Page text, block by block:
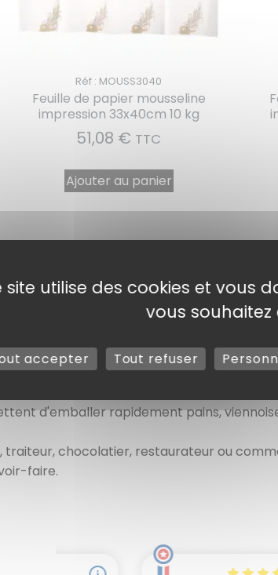
Réf : MOUSS3040
Feuille de papier mousseline
impression 33x40cm 10 kg
51,08 € TTC
Ajouter au panier
et valorisez vos pains
incontournables pour emballer, protéger et
en valeur vos préparations. Adaptés au
d'emballer rapidement pains,
traiteur, chocolatier, restaurateur ou
faire.
site utilise des cookies et vous
vous souhaitez
accepter Tout refuser